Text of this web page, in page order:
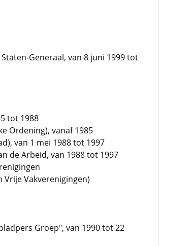
Generaal, van 8 juni 1999 tot
tot 1988
Ordening), vanaf 1985
van 1 mei 1988 tot 1997
de Arbeid, van 1988 tot 1997
Vakverenigingen)
Groep", van 1990 tot 22